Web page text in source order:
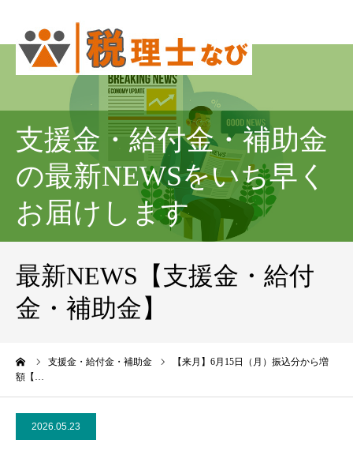
支援金・給付金・補助金
の最新NEWSをいち早く
お届けします
最新NEWS【支援金・給付
金・補助金】
支援金・給付金・補助金
【来月】6月15日（月）振込分から増
額【…
2026.05.23